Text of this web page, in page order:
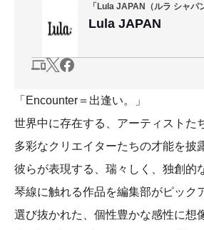
「Lula JAPAN（ルラ シャパ
Lula JAPAN
「Encounter＝出逢い。」
世界中に存在する、アーティストた
多彩なクリエイターたちの才能を披
彼らが表現する、瑞々しく、独創的
琴線に触れる作品を編集部がピック
選び抜かれた、個性豊かな感性に想